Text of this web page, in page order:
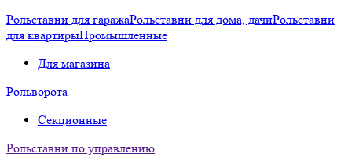
Рольставни для гаражаРольставни для дома, дачиРольставни
для квартирыПромышленные
Для магазина
Рольворота
Секционные
Рольставни по управлению